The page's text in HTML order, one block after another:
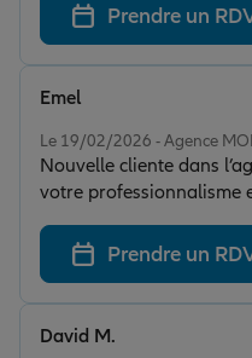
sa réactivité et son
contacter si vous
Prendre un
Le 19/02/2026 - Agence
Nouvelle cliente dans
votre professionnalisme
accompagnement clair,
recommande !
Emel
Prendre un
David M.